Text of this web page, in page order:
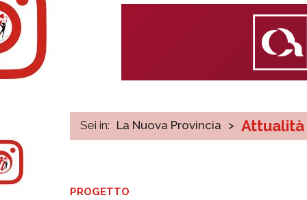
Sei in: La Nuova Provincia > Attualità
PROGETTO